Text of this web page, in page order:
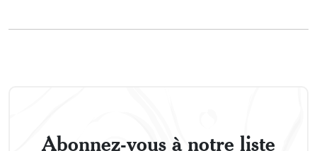
Abonnez-vous à notre liste